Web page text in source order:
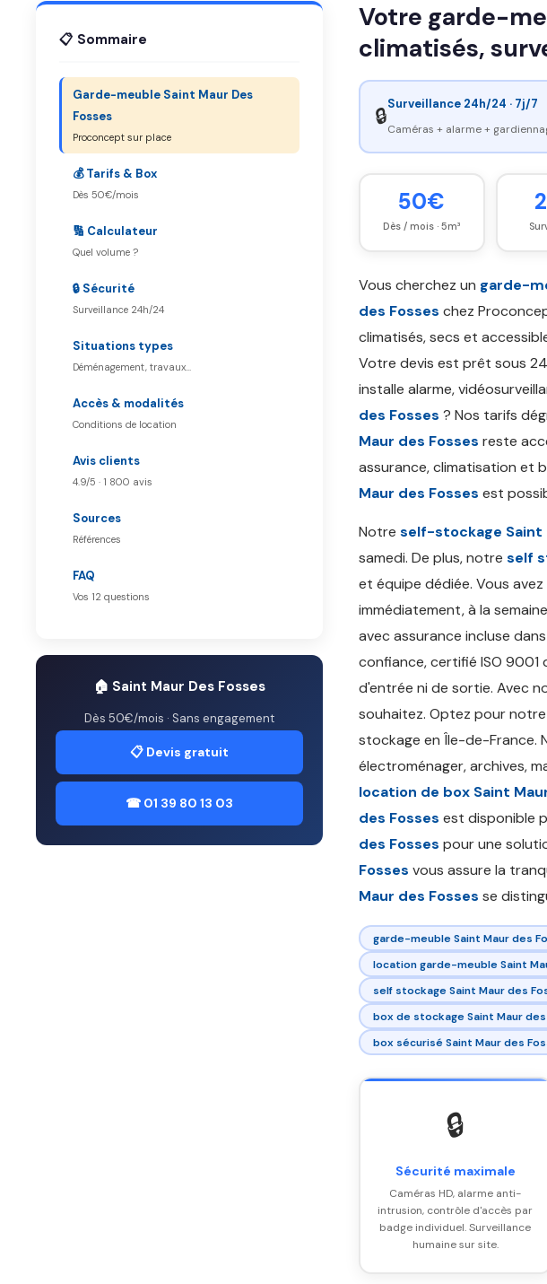
📋 Sommaire
Garde-meuble Saint Maur Des
Fosses
Proconcept sur place
💰 Tarifs & Box
Dès 50€/mois
🔢 Calculateur
Quel volume ?
🔒 Sécurité
Surveillance 24h/24
Situations types
Déménagement, travaux…
Accès & modalités
Conditions de location
Avis clients
4.9/5 · 1 800 avis
Sources
Références
FAQ
Vos 12 questions
🏠 Saint Maur Des Fosses
Dès 50€/mois · Sans engagement
📋 Devis gratuit
☎ 01 39 80 13 03
Votre garde-
climatisés,
🔒Surveillance 24h/24 · 7j/7
Caméras + alarme +
50€
Dès / mois · 5m³
Vous cherchez un garde-
des Fosses chez
climatisés, secs et
Votre devis est prêt sous
installe alarme,
des Fosses ? Nos tarifs
Maur des Fosses reste
assurance, climatisation et
Maur des Fosses est
Notre self-stockage Saint
samedi. De plus, notre self
et équipe dédiée. Vous
immédiatement, à la
avec assurance incluse
confiance, certifié ISO 9001
d'entrée ni de sortie. Avec
souhaitez. Optez pour notre
stockage en Île-de-France.
électroménager, archives,
location de box Saint
des Fosses est disponible
des Fosses pour une
Fosses vous assure la
Maur des Fosses se
garde-meuble Saint Maur des
location garde-meuble Saint
self stockage Saint Maur des
box de stockage Saint Maur
box sécurisé Saint Maur des
🔒
Sécurité maximale
Caméras HD, alarme anti-
intrusion, contrôle d'accès par
badge individuel. Surveillance
humaine sur site.